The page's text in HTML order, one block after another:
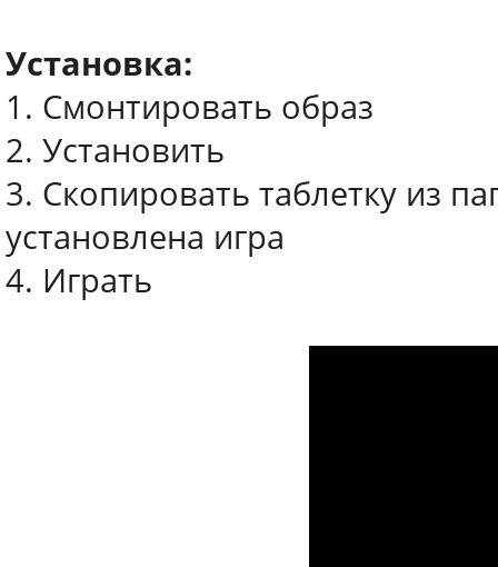
Установка:
1. Смонтировать образ
2. Установить
3. Скопировать таблетку из
установлена игра
4. Играть